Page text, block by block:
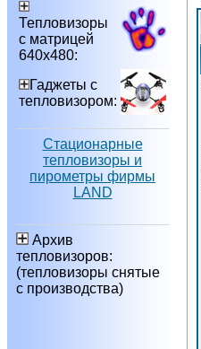
Тепловизоры
с матрицей
640х480:
Гаджеты с
тепловизором:
Стационарные
тепловизоры и
пирометры фирмы
LAND
Архив
тепловизоров:
(тепловизоры снятые
с производства)